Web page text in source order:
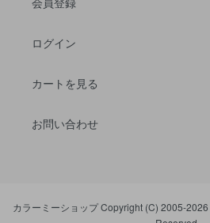
ログイン
カートを見る
お問い合わせ
カラーミーショップCopyright (C) 2005-2026